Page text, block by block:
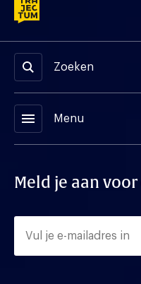
Zoeken
menu Menu
Meld je aan